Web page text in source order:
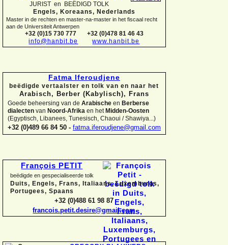
JURIST en BEËDIGD TOLK
Engels, Koreaans, Nederlands
Master in de rechten en master-na-master in het fiscaal recht
aan de Universiteit Antwerpen
+32 (0)15 730 777
+32 (0)478 81 46 43
info@hanbit.be
www.hanbit.be
Fatma Iferoudjene
beëdigde vertaalster en tolk van en naar het
Arabisch, Berber (Kabylisch), Frans
Goede beheersing van de Arabische en Berberse
dialecten van Noord-Afrika en hetMidden-Oosten
(Egyptisch, Libanees, Tunesisch, Chaoui / Shawiya...)
+32 (0)489 66 84 50 - fatma.iferoudjene@gmail.com
François PETIT
beëdigde en gespecialiseerde tolk
Duits, Engels, Frans, Italiaans, Luxemburgs,
Portugees, Spaans
+32 (0)488 61 98 87
francois.petit.desire@gmail.com